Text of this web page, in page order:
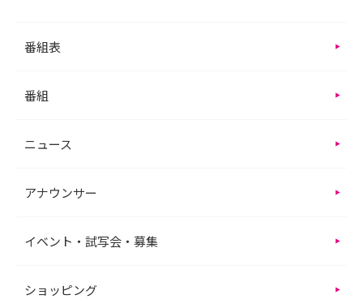
番組表
番組
ニュース
アナウンサー
イベント・試写会・募集
ショッピング